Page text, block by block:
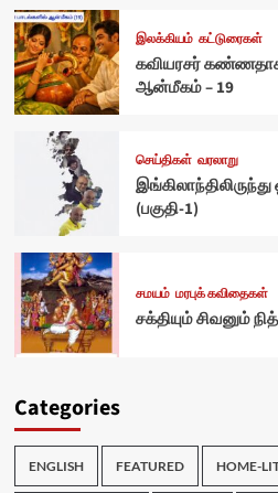
இலக்கியம் கட்டுரைகள்
கவியரசர்
ஆன்மீகம் – 19
செய்திகள் வரலாறு
(பகுதி-1)
சமயம் மரபுக் கவிதைகள்
சக்தியும் சிவனும்
Categories
ENGLISH FEATURED HOME-